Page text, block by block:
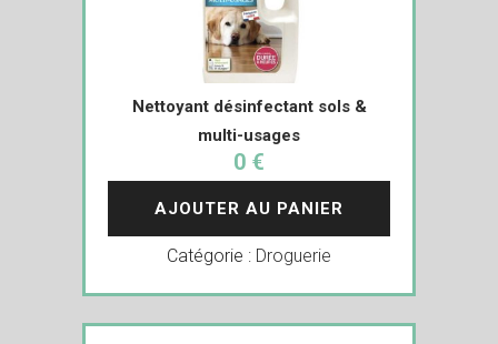
Nettoyant désinfectant sols &
multi-usages
0 €
AJOUTER AU PANIER
Catégorie : Droguerie